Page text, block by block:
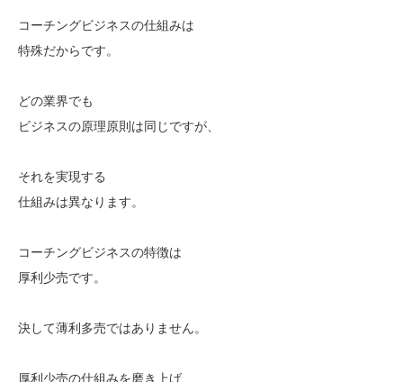
コーチングビジネスの仕組みは
特殊だからです。
どの業界でも
ビジネスの原理原則は同じですが、
それを実現する
仕組みは異なります。
コーチングビジネスの特徴は
厚利少売です。
決して薄利多売ではありません。
厚利少売の仕組みを磨き上げ